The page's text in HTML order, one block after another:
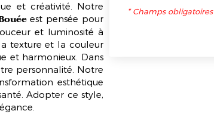
et créativité. Notre
est pensée pour
et luminosité à
texture et la couleur
et harmonieux . Dans
personnalité. Notre
esthétique
Adopter ce style,
*Champs obligatoires